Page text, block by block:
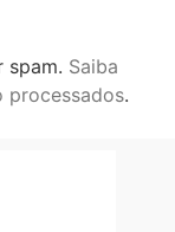
spam. Saiba
processados.